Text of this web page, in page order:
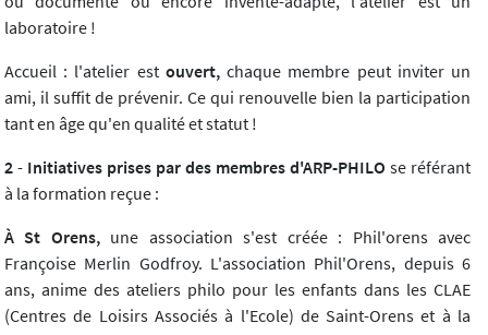
laboratoire !
Accueil : l'atelier est ouvert,chaque membre peut inviter un
ami, il suffit de prévenir. Ce qui renouvelle bien la participation
tant en âge qu'en qualité et statut !
2 - Initiatives prises par des membres d'ARP-PHILO se référant
à la formation reçue :
À St Orens,une association s'est créée : Phil'orens avec
Françoise Merlin Godfroy. L'association Phil'Orens, depuis 6
ans, anime des ateliers philo pour les enfants dans les CLAE
(Centres de Loisirs Associés à l'Ecole) de Saint-Orens et à la